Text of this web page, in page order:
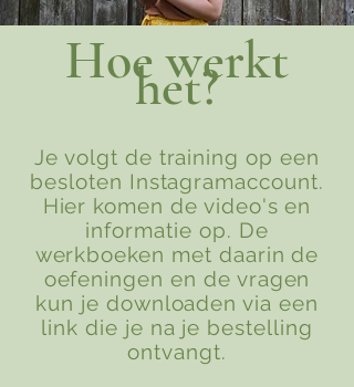
Hoe werkt
het?
Je volgt de training op een
besloten Instagramaccount.
Hier komen de video's en
informatie op. De
werkboeken met daarin de
oefeningen en de vragen
kun je downloaden via een
link die je na je bestelling
ontvangt.